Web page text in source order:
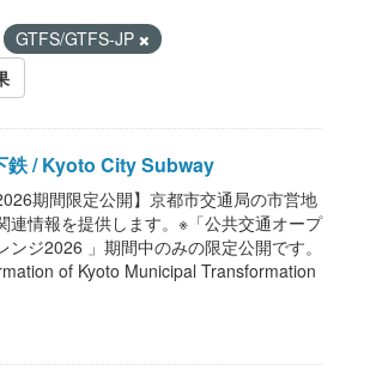
GTFS/GTFS-JP
鉄 / Kyoto City Subway
期間限定公開】京都市交通局の市営地
連情報を提供します。※「公共交通オープ
ンジ2026 」期間中のみの限定公開です。
of Kyoto Municipal Transformation